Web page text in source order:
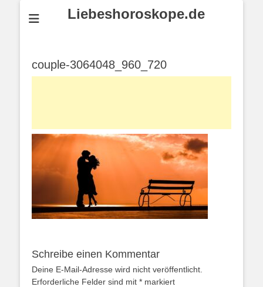
Liebeshoroskope.de
couple-3064048_960_720
Schreibe einen Kommentar
Deine E-Mail-Adresse wird nicht veröffentlicht.
Erforderliche Felder sind mit * markiert